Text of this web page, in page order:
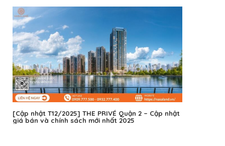
[Cập nhật T12/2025] THE PRIVÉ Quận 2 – Cập nhật
giá bán và chính sách mới nhất 2025